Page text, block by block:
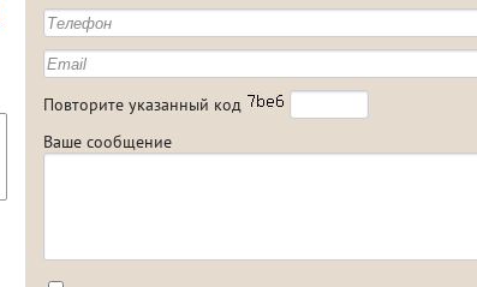
Повторите указанный код
Ваше сообщение